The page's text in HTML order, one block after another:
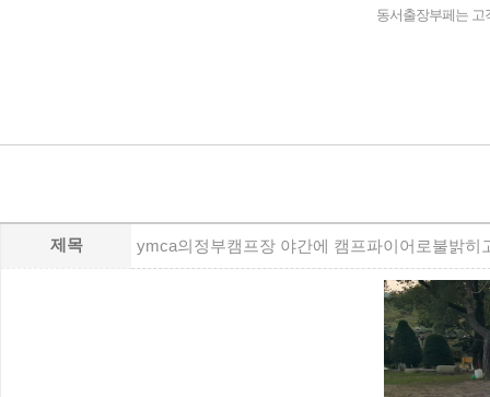
동서출장부페는 고
제목 ymca의정부캠프장 야간에 캠프파이어로불밝히